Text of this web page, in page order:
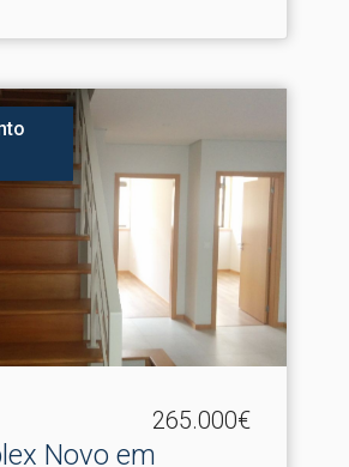
265.000€
Novo em